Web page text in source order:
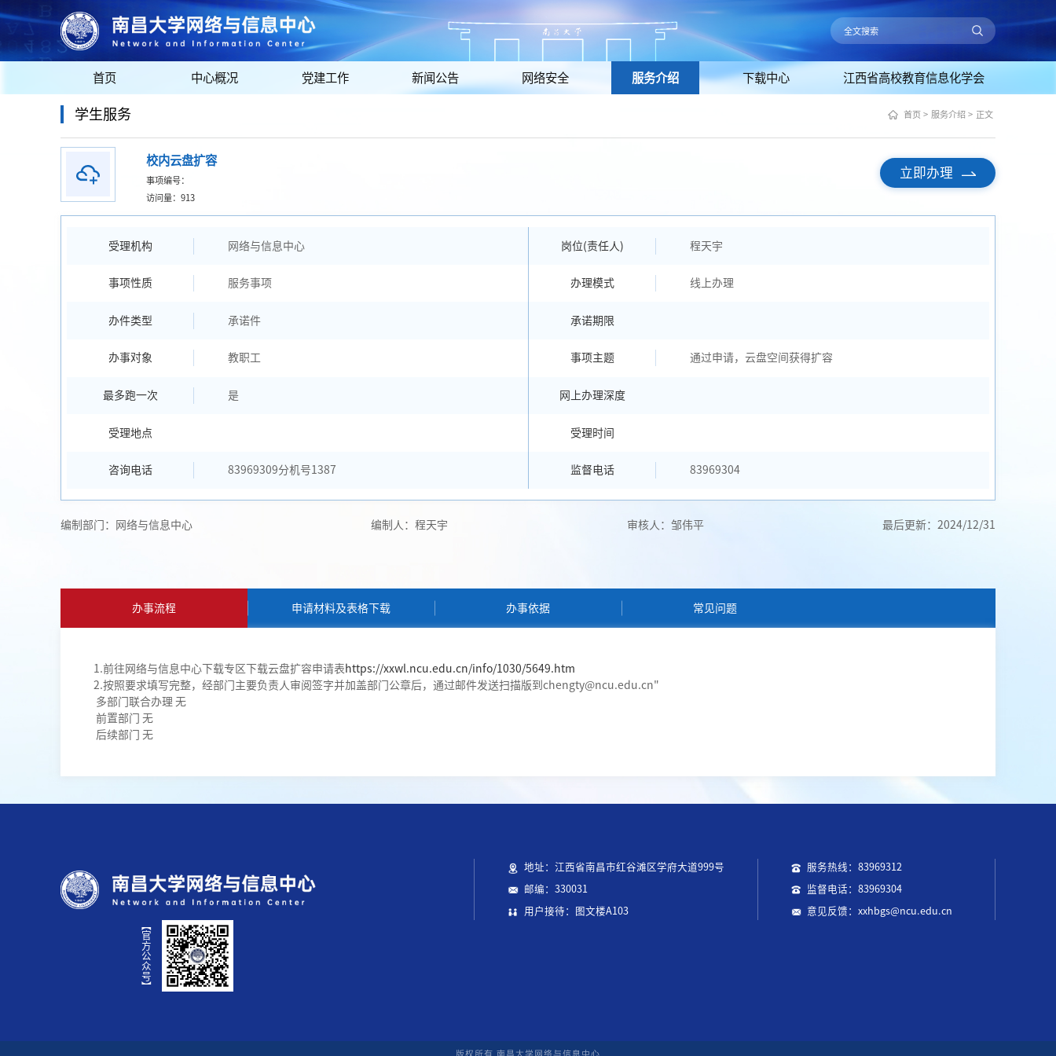
首页 中心概况 党建工作 新闻公告 网络安全 服务介绍 下载中心 江西省高校教育信息化学会
学生服务 首页 > 服务介绍 > 正文
校内云盘扩容
事项编号：
访问量： 913
立即办理
受理机构 网络与信息中心 岗位(责任人) 程天宇
事项性质 服务事项 办理模式 线上办理
办件类型 承诺件 承诺期限
办事对象 教职工 事项主题 通过申请，云盘空间获得扩容
最多跑一次 是 网上办理深度
受理地点 受理时间
咨询电话 83969309分机号1387 监督电话 83969304
编制部门：网络与信息中心 编制人：程天宇 审核人：邹伟平 最后更新：2024/12/31
办事流程 申请材料及表格下载 办事依据 常见问题
1.前往网络与信息中心下载专区下载云盘扩容申请表 https://xxwl.ncu.edu.cn/info/1030/5649.htm
2.按照要求填写完整，经部门主要负责人审阅签字并加盖部门公章后，通过邮件发送扫描版到chengty@ncu.edu.cn"
多部门联合办理 无
前置部门 无
后续部门 无
地址：江西省南昌市红谷滩区学府大道999号
邮编：330031
用户接待：图文楼A103
服务热线：83969312
监督电话：83969304
意见反馈：xxhbgs@ncu.edu.cn
【官方公众号】